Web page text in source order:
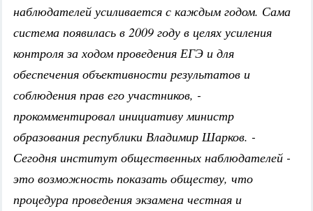
наблюдателей усиливается с каждым годом. Сама
система появилась в 2009 году в целях усиления
контроля за ходом проведения ЕГЭ и для
обеспечения объективности результатов и
соблюдения прав его участников, -
прокомментировал инициативу министр
образования республики Владимир Шарков. -
Сегодня институт общественных наблюдателей -
это возможность показать обществу, что
процедура проведения экзамена честная и